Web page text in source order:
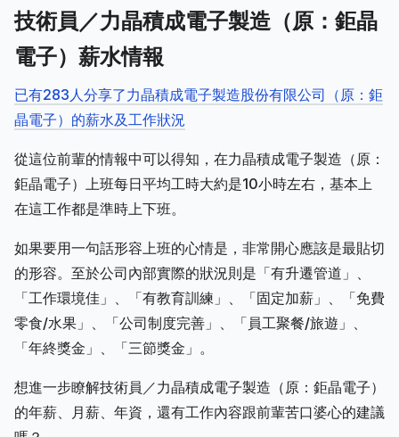
技術員／力晶積成電子製造（原：鉅晶
電子）薪水情報
已有283人分享了力晶積成電子製造股份有限公司（原：鉅
晶電子）的薪水及工作狀況
從這位前輩的情報中可以得知，在力晶積成電子製造（原：
鉅晶電子）上班每日平均工時大約是10小時左右，基本上
在這工作都是準時上下班。
如果要用一句話形容上班的心情是，非常開心應該是最貼切
的形容。至於公司內部實際的狀況則是「有升遷管道」、
「工作環境佳」、「有教育訓練」、「固定加薪」、「免費
零食/水果」、「公司制度完善」、「員工聚餐/旅遊」、
「年終獎金」、「三節獎金」。
想進一步瞭解技術員／力晶積成電子製造（原：鉅晶電子）
的年薪、月薪、年資，還有工作內容跟前輩苦口婆心的建議